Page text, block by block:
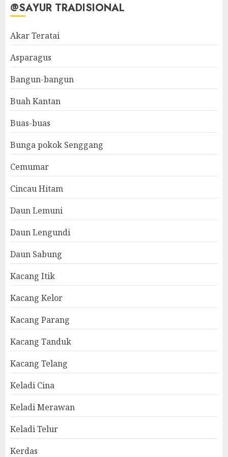
@SAYUR TRADISIONAL
Akar Teratai
Asparagus
Bangun-bangun
Buah Kantan
Buas-buas
Bunga pokok Senggang
Cemumar
Cincau Hitam
Daun Lemuni
Daun Lengundi
Daun Sabung
Kacang Itik
Kacang Kelor
Kacang Parang
Kacang Tanduk
Kacang Telang
Keladi Cina
Keladi Merawan
Keladi Telur
Kerdas